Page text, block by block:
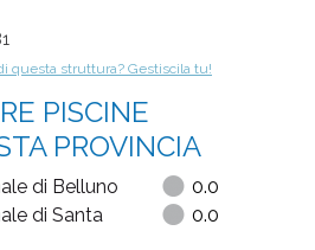
questa struttura? Gestiscila tu!
PISCINE
PROVINCIA
di Belluno
0.0
di Santa
0.0